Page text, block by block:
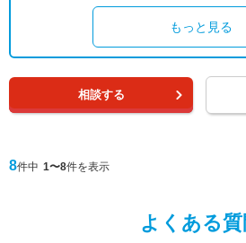
もっと見る
相談する
8件中 1〜8件を表示
よくある質